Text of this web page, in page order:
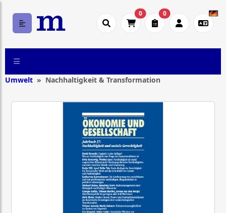
0 0
Umwelt Nachhaltigkeit & Transformation